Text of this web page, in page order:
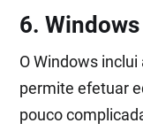
6.
O Windows
permite efetuar
pouco